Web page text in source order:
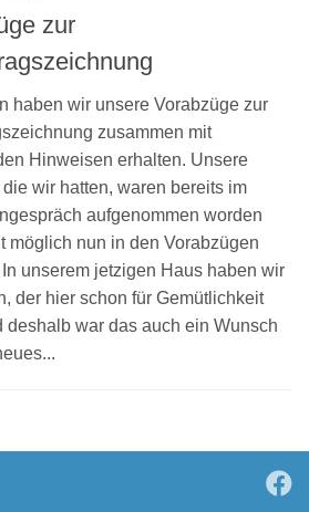
zur
haben wir unsere Vorabzüge zur
zusammen mit
Hinweisen erhalten. Unsere
wir hatten, waren bereits im
aufgenommen worden
möglich nun in den Vorabzügen
unserem jetzigen Haus haben wir
der hier schon für Gemütlichkeit
deshalb war das auch ein Wunsch